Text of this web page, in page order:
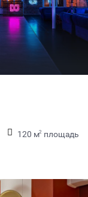
120 м2 площадь